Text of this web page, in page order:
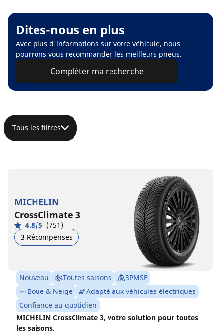
Dites-nous en plus
Avec plus d'informations sur votre véhicule, nous
pourrons vous recommander les meilleurs pneus.
Compléter ma recherche
Tous les filtres
MICHELIN
CrossClimate 3
4.8/5 (751)
3 Récompenses
Nouveau Toutes saisons
3PMSF
Boue & Neige
Adapté aux véhicules électriques
Confiance au quotidien
MICHELIN CrossClimate 3, votre solution pour toutes
les saisons.